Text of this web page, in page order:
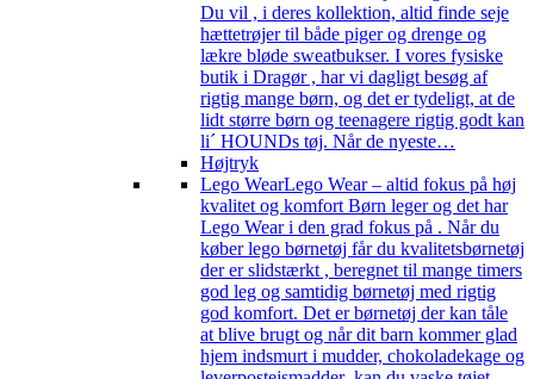
Du vil , i deres kollektion, altid finde seje
hættetrøjer til både piger og drenge og
lækre bløde sweatbukser. I vores fysiske
butik i Dragør , har vi dagligt besøg af
rigtig mange børn, og det er tydeligt, at de
lidt større børn og teenagere rigtig godt kan
li´ HOUNDs tøj. Når de nyeste…
Højtryk
Lego WearLego Wear – altid fokus på høj
kvalitet og komfort Børn leger og det har
Lego Wear i den grad fokus på . Når du
køber lego børnetøj får du kvalitetsbørnetøj
der er slidstærkt , beregnet til mange timers
god leg og samtidig børnetøj med rigtig
god komfort. Det er børnetøj der kan tåle
at blive brugt og når dit barn kommer glad
hjem indsmurt i mudder, chokoladekage og